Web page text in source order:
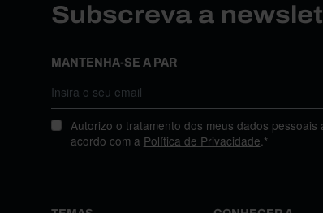
Subscreva a
MANTENHA-SE A PAR
Autorizo o tratamento dos meus dados pessoais
acordo com a Política de Privacidade .*